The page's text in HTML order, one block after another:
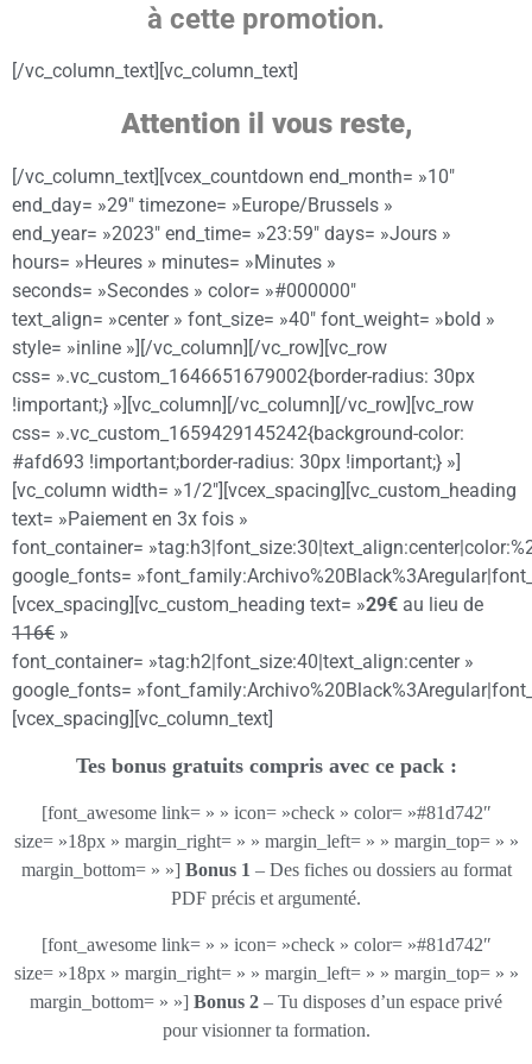
à cette promotion.
[/vc_column_text][vc_column_text]
Attention il vous reste,
[/vc_column_text][vcex_countdown end_month= »10″
end_day= »29″ timezone= »Europe/Brussels »
end_year= »2023″ end_time= »23:59″ days= »Jours »
hours= »Heures » minutes= »Minutes »
seconds= »Secondes » color= »#000000″
text_align= »center » font_size= »40″ font_weight= »bold »
style= »inline »][/vc_column][/vc_row][vc_row
css= ».vc_custom_1646651679002{border-radius: 30px
!important;} »][vc_column][/vc_column][/vc_row][vc_row
css= ».vc_custom_1659429145242{background-color:
#afd693 !important;border-radius: 30px !important;} »]
[vc_column width= »1/2″][vcex_spacing][vc_custom_heading
text= »Paiement en 3x fois »
font_container=
google_fonts=
[vcex_spacing][vc_custom_heading text= »29€ au lieu de
116€ »
font_container= »tag:h2|font_size:40|text_align:center »
google_fonts=
[vcex_spacing][vc_column_text]
Tes bonus gratuits compris avec ce pack :
[font_awesome link= » » icon= »check » color= »#81d742″
size= »18px » margin_right= » » margin_left= » » margin_top= » »
margin_bottom= » »] Bonus 1 – Des fiches ou dossiers au format
PDF précis et argumenté.
[font_awesome link= » » icon= »check » color= »#81d742″
size= »18px » margin_right= » » margin_left= » » margin_top= » »
margin_bottom= » »] Bonus 2 – Tu disposes d’un espace privé
pour visionner ta formation.